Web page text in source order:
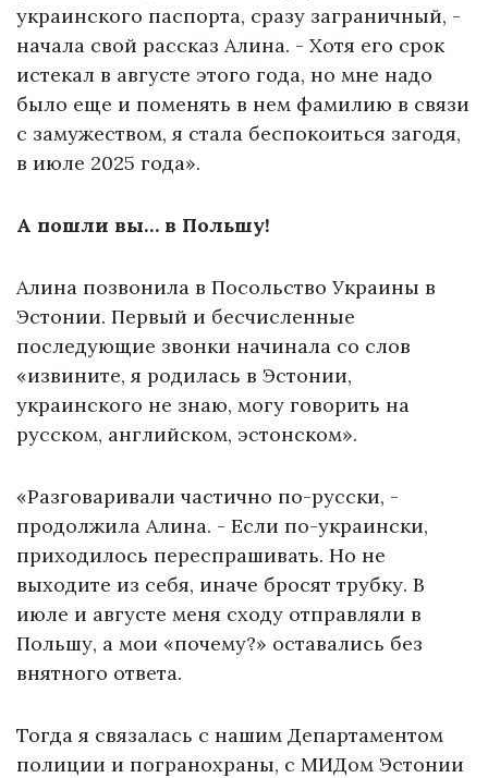
украинского паспорта, сразу заграничный, -
начала свой рассказ Алина. - Хотя его срок
истекал в августе этого года, но мне надо
было еще и поменять в нем фамилию в связи
с замужеством, я стала беспокоиться загодя,
в июле 2025 года».
А пошли вы… в Польшу!
Алина позвонила в Посольство Украины в
Эстонии. Первый и бесчисленные
последующие звонки начинала со слов
«извините, я родилась в Эстонии,
украинского не знаю, могу говорить на
русском, английском, эстонском».
«Разговаривали частично по-русски, -
продолжила Алина. - Если по-украински,
приходилось переспрашивать. Но не
выходите из себя, иначе бросят трубку. В
июле и августе меня сходу отправляли в
Польшу, а мои «почему?» оставались без
внятного ответа.
Тогда я связалась с нашим Департаментом
полиции и погранохраны, с МИДом Эстонии